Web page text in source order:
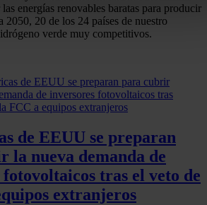
específicas (huellas digitales)
sobre cómo se procesan sus
o retirar su consentimiento en
de cookies.
sitio web se usan para personalizar el
ofrecer funciones de redes
compartimos información sobre
web con nuestros partners de redes
y análisis web, quienes pueden
que les haya proporcionado o que
energías renovables baratas para producir
2050, 20 de los 24 países de nuestro
verde muy competitivos.
de EEUU se preparan
la nueva demanda de
tras el veto de
extranjeros